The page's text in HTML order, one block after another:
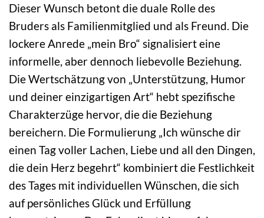
Dieser Wunsch betont die duale Rolle des
Bruders als Familienmitglied und als Freund. Die
lockere Anrede „mein Bro“ signalisiert eine
informelle, aber dennoch liebevolle Beziehung.
Die Wertschätzung von „Unterstützung, Humor
und deiner einzigartigen Art“ hebt spezifische
Charakterzüge hervor, die die Beziehung
bereichern. Die Formulierung „Ich wünsche dir
einen Tag voller Lachen, Liebe und all den Dingen,
die dein Herz begehrt“ kombiniert die Festlichkeit
des Tages mit individuellen Wünschen, die sich
auf persönliches Glück und Erfüllung